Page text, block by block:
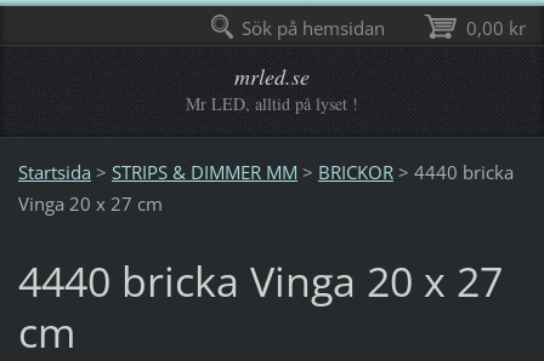
mrled.se
Mr LED, alltid på lyset !
Startsida > STRIPS & DIMMER MM > BRICKOR > 4440 bricka
Vinga 20 x 27 cm
4440 bricka Vinga 20 x 27
cm
0,00 kr
Sök på hemsidan